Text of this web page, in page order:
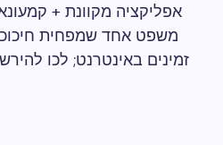
אפליקציה מקוונת +
משפט אחד שמפחית
זמינים באינטרנט; לכו